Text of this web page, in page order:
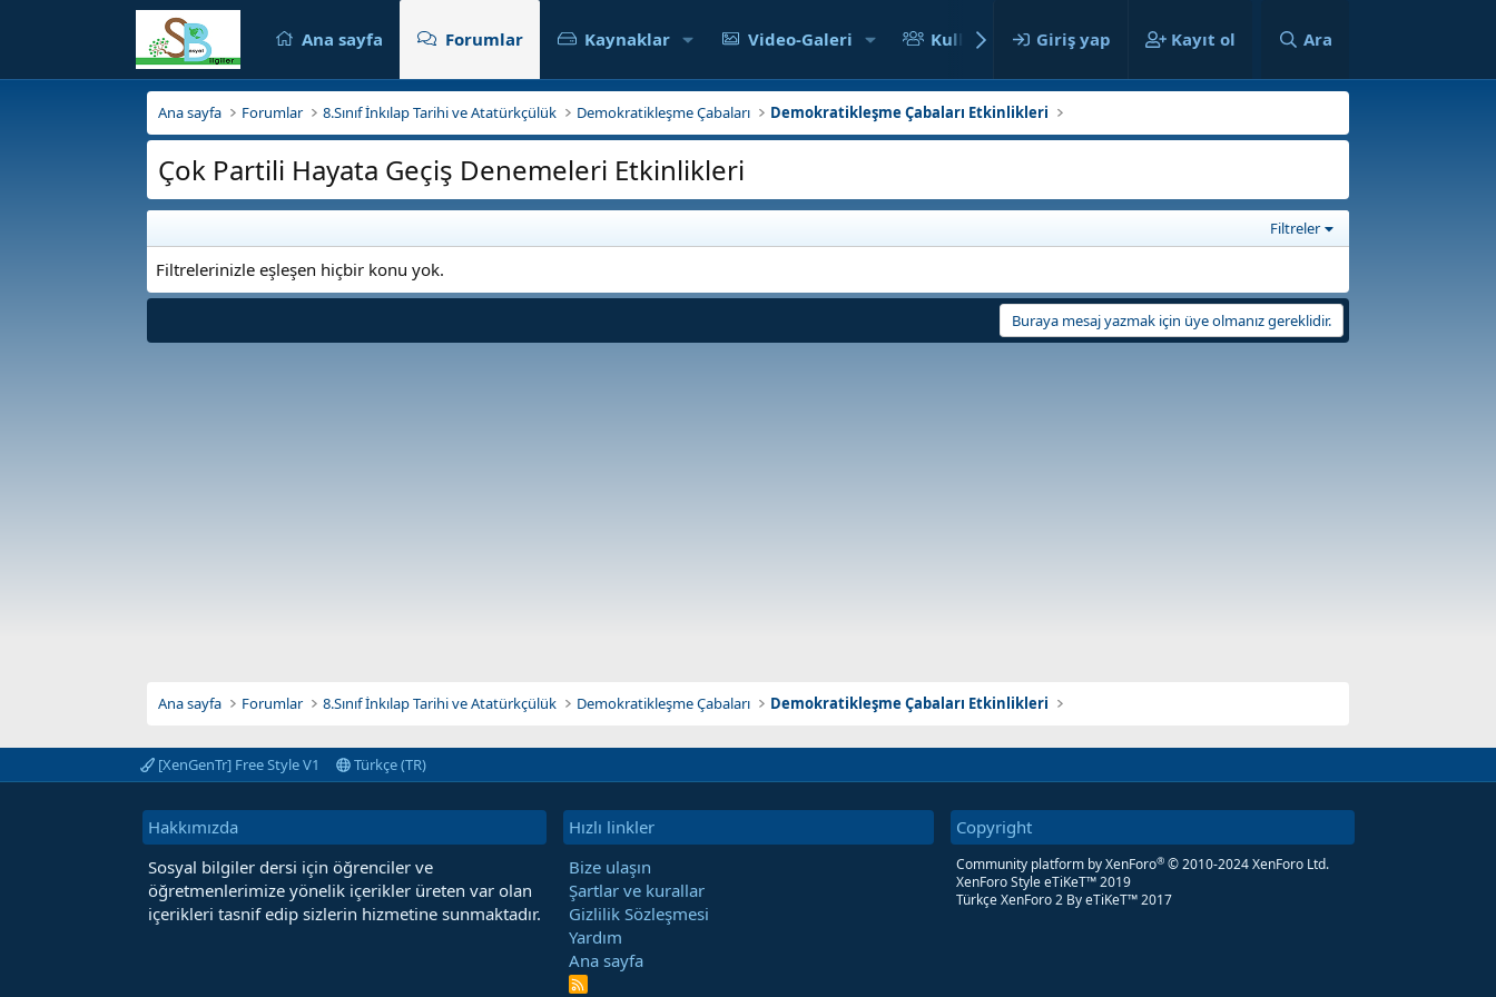
Ana sayfa Forumlar Kaynaklar Video-Galeri Kullanıcılar Giriş yap Kayıt ol Ara
Ana sayfa Forumlar 8.Sınıf İnkılap Tarihi ve Atatürkçülük Demokratikleşme Çabaları Demokratikleşme Çabaları Etkinlikleri
Çok Partili Hayata Geçiş Denemeleri Etkinlikleri
Filtreler
Filtrelerinizle eşleşen hiçbir konu yok.
Buraya mesaj yazmak için üye olmanız gereklidir.
Ana sayfa Forumlar 8.Sınıf İnkılap Tarihi ve Atatürkçülük Demokratikleşme Çabaları Demokratikleşme Çabaları Etkinlikleri
[XenGenTr] Free Style V1 Türkçe (TR)
Hakkımızda
Sosyal bilgiler dersi için öğrenciler ve
öğretmenlerimize yönelik içerikler üreten var olan
içerikleri tasnif edip sizlerin hizmetine sunmaktadır.
Hızlı linkler
Bize ulaşın
Şartlar ve kurallar
Gizlilik Sözleşmesi
Yardım
Ana sayfa
R
Copyright
Community platform by XenForo® © 2010-2024 XenForo Ltd.
XenForo Style eTiKeT™ 2019
Türkçe XenForo 2By eTiKeT™ 2017